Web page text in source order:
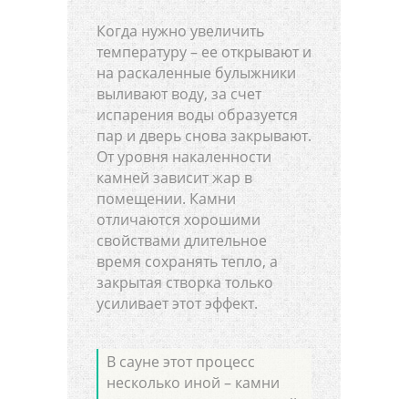
Когда нужно увеличить
температуру – ее открывают и
на раскаленные булыжники
выливают воду, за счет
испарения воды образуется
пар и дверь снова закрывают.
От уровня накаленности
камней зависит жар в
помещении. Камни
отличаются хорошими
свойствами длительное
время сохранять тепло, а
закрытая створка только
усиливает этот эффект.
В сауне этот процесс
несколько иной – камни